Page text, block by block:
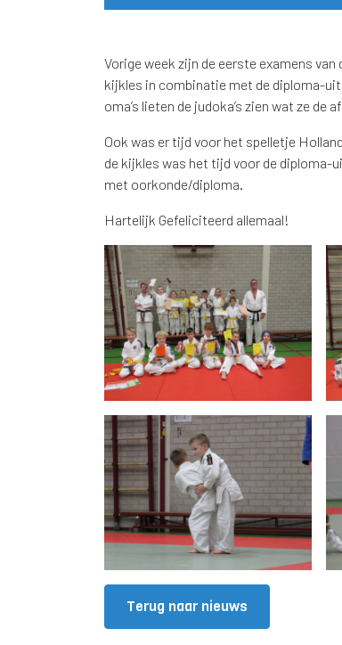
Vorige week zijn de eerste examens
kijkles in combinatie met de diploma-
oma’s lieten de judoka’s zien wat ze de
Ook was er tijd voor het spelletje
de kijkles was het tijd voor de diploma-
met oorkonde/diploma.
Hartelijk Gefeliciteerd allemaal!
Terug naar nieuws